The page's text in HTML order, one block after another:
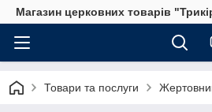
Магазин церковних товарів
Товари та послуги